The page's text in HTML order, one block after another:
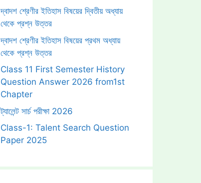
দ্বাদশ শ্রেণীর ইতিহাস বিষয়ের দ্বিতীয় অধ্যায়
থেকে প্রশ্ন উত্তর
দ্বাদশ শ্রেণীর ইতিহাস বিষয়ের প্রথম অধ্যায়
থেকে প্রশ্ন উত্তর
Class 11 First Semester History
Question Answer 2026 from1st
Chapter
ট্যালেন্ট সার্চ পরীক্ষা 2026
Class-1: Talent Search Question
Paper 2025